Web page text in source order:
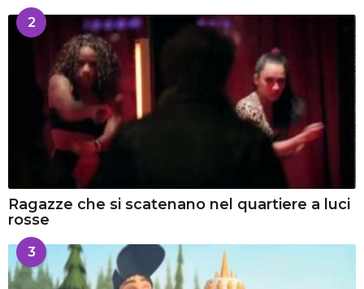
2
Ragazze che si scatenano nel quartiere a luci
rosse
3